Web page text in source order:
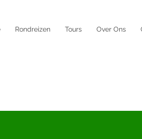
Rondreizen Tours Over Ons